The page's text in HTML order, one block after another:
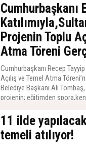
Cumhurbaşkanı
Projenin Toplu
Atma Töreni
Cumhurbaşkanı Recep
Açılış ve Temel Atma
Belediye Başkanı Ali
projenin; eğitimden
eser ve hizmetikapsadığını
11 ilde
temeli atılıyor!